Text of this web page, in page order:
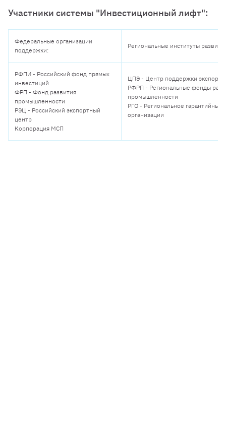
Участники системы "Инвестиционный лифт":
Федеральные организации
поддержки:
Региональные институты
РФПИ - Российский фонд прямых
инвестиций
ФРП - Фонд развития
промышленности
РЭЦ - Российский экспортный
центр
Корпорация МСП
ЦПЭ - Центр поддержки экспорта
РФРП - Региональные фонды
промышленности
РГО - Региональное гарантийные
организации